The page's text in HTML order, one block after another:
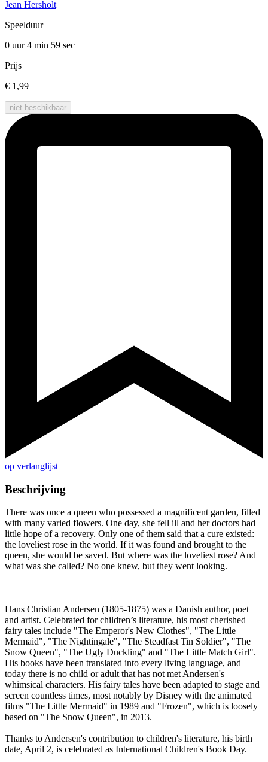
Jean Hersholt
Speelduur
0 uur 4 min 59 sec
Prijs
€ 1,99
niet beschikbaar
op verlanglijst
Beschrijving
There was once a queen who possessed a magnificent garden, filled
with many varied flowers. One day, she fell ill and her doctors had
little hope of a recovery. Only one of them said that a cure existed:
the loveliest rose in the world. If it was found and brought to the
queen, she would be saved. But where was the loveliest rose? And
what was she called? No one knew, but they went looking.
Hans Christian Andersen (1805-1875) was a Danish author, poet
and artist. Celebrated for children’s literature, his most cherished
fairy tales include "The Emperor's New Clothes", "The Little
Mermaid", "The Nightingale", "The Steadfast Tin Soldier", "The
Snow Queen", "The Ugly Duckling" and "The Little Match Girl".
His books have been translated into every living language, and
today there is no child or adult that has not met Andersen's
whimsical characters. His fairy tales have been adapted to stage and
screen countless times, most notably by Disney with the animated
films "The Little Mermaid" in 1989 and "Frozen", which is loosely
based on "The Snow Queen", in 2013.
Thanks to Andersen's contribution to children's literature, his birth
date, April 2, is celebrated as International Children's Book Day.